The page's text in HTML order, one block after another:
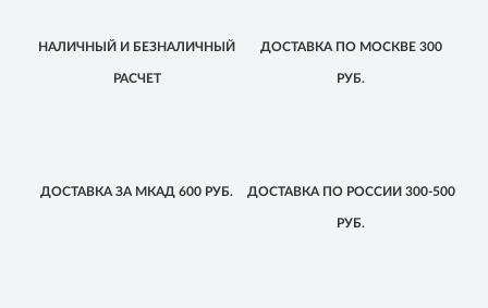
НАЛИЧНЫЙ И БЕЗНАЛИЧНЫЙ
РАСЧЕТ
ДОСТАВКАПО МОСКВЕ300
РУБ.
ДОСТАВКА ЗА МКАД 600 РУБ. ДОСТАВКАПО РОССИИ 300-500
РУБ.